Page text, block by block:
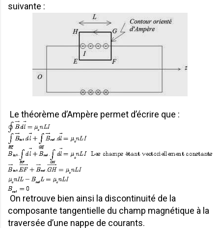
suivante :
Le théorème d’Ampère permet d’écrire que :
On retrouve bien ainsi la discontinuité de la
composante tangentielle du champ magnétique à la
traversée d’une nappe de courants.